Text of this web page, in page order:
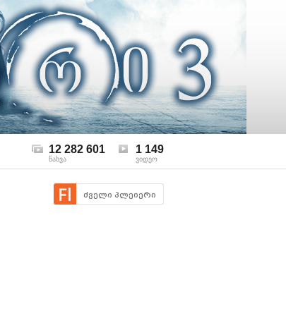
12 282 601
ნახვა
1 149
ვიდეო
ძველი პლეიერი